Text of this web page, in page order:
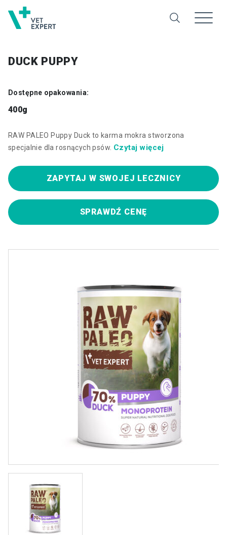
DUCK PUPPY
Dostępne opakowania:
400g
RAW PALEO Puppy Duck to karma mokra stworzona
specjalnie dla rosnących psów. Czytaj więcej
ZAPYTAJ W SWOJEJ LECZNICY
SPRAWDŹ CENĘ